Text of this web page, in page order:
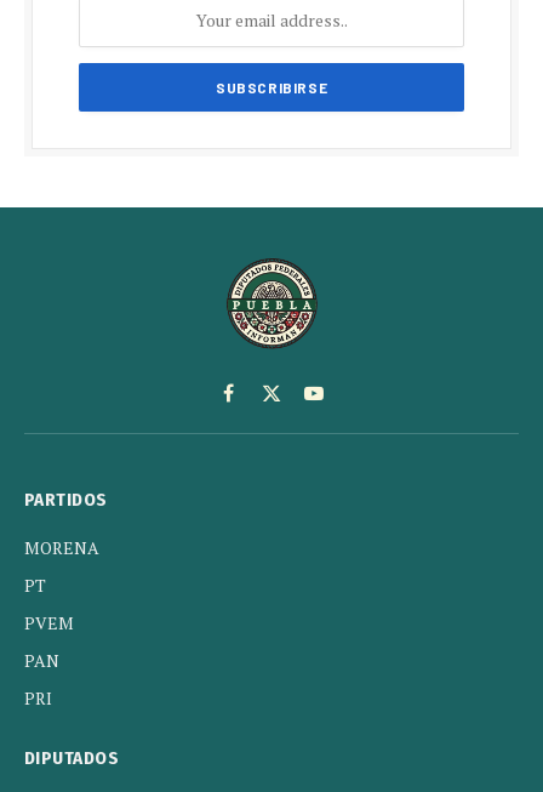
Facebook
X
(Twitter)
YouTube
PARTIDOS
MORENA
PT
PVEM
PAN
PRI
DIPUTADOS